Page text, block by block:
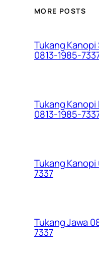
MORE POSTS
Tukang Kanopi
0813-1985-
Tukang Kanopi
0813-1985-
Tukang Kanopi
7337
Tukang Jawa
7337